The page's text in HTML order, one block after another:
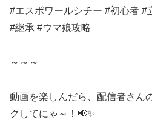
#エスポワールシチー #初心者 #
#継承 #ウマ娘攻略
～～～
動画を楽しんだら、配信者さん
クしてにゃ～！📢✨